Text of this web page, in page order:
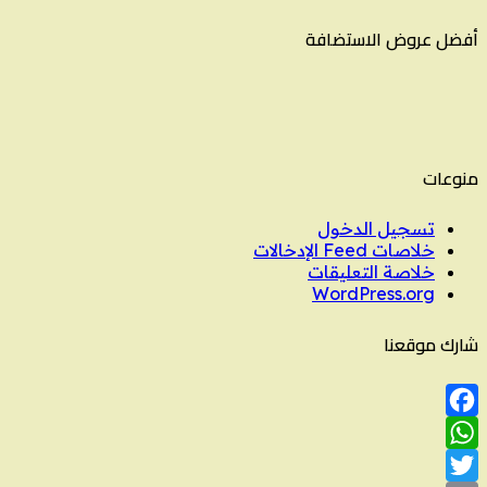
أفضل عروض الاستضافة
منوعات
تسجيل الدخول
خلاصات Feed الإدخالات
خلاصة التعليقات
WordPress.org
شارك موقعنا
Facebook
WhatsApp